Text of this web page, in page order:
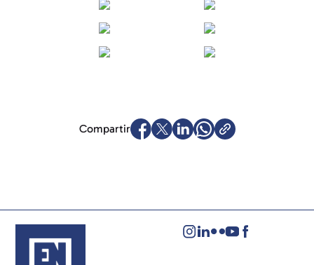
Compartir